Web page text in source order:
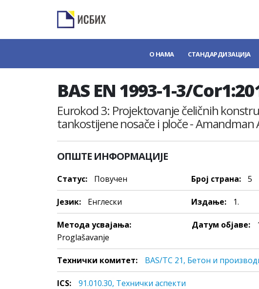
О НАМА СТАНДАРДИЗАЦИЈА
BAS EN 1993-1-3/
Eurokod 3: Projektovanje čeličnih
tankostijene nosače i ploče - Amandman
ОПШТЕ ИНФОРМАЦИЈЕ
Статус: Повучен Број страна: 5
Језик: Енглески Издање: 1.
Метода усвајања:
Proglašavanje
Датум објаве:
Технички комитет: BAS/TC 21, Бетон и
ICS: 91.010.30, Teхнички aспeкти